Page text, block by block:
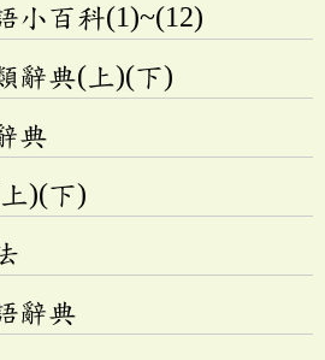
小百科(1)~(12)
辭典(上)(下)
典
)(下)
辭典